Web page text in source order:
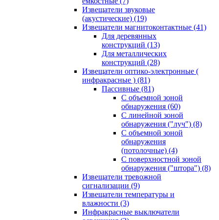
Извещатели звуковые
(акустические) (19)
Извещатели магнитоконтактные (41)
Для деревянных
конструкций (13)
Для металлических
конструкций (28)
Извещатели оптико-электронные (
инфракрасные ) (81)
Пассивные (81)
С объемной зоной
обнаружения (60)
С линейной зоной
обнаружения ("луч") (8)
С объемной зоной
обнаружения
(потолочные) (4)
С поверхностной зоной
обнаружения ("штора") (8)
Извещатели тревожной
сигнализации (9)
Извещатели температуры и
влажности (3)
Инфракрасные выключатели